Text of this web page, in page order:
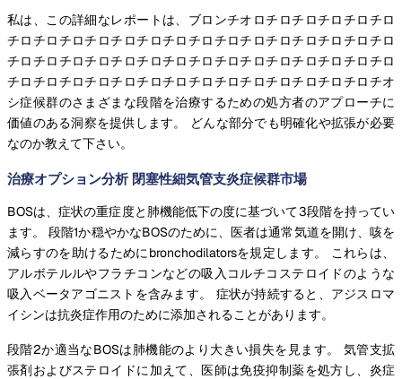
私は、この詳細なレポートは、ブロンチオロチロチロチロチロチロ
チロチロチロチロチロチロチロチロチロチロチロチロチロチロチロ
チロチロチロチロチロチロチロチロチロチロチロチロチロチロチロ
チロチロチロチロチロチロチロチロチロチロチロチロチロチロチオ
シ症候群のさまざまな段階を治療するための処方者のアプローチに
価値のある洞察を提供します。 どんな部分でも明確化や拡張が必要
なのか教えて下さい。
治療オプション分析 閉塞性細気管支炎症候群市場
BOSは、症状の重症度と肺機能低下の度に基づいて3段階を持ってい
ます。 段階1か穏やかなBOSのために、医者は通常気道を開け、咳を
減らすのを助けるためにbronchodilatorsを規定します。 これらは、
アルボテルルやフラチコンなどの吸入コルチコステロイドのような
吸入ベータアゴニストを含みます。 症状が持続すると、アジスロマ
イシンは抗炎症作用のために添加されることがあります。
段階2か適当なBOSは肺機能のより大きい損失を見ます。 気管支拡
張剤およびステロイドに加えて、医師は免疫抑制薬を処方し、炎症